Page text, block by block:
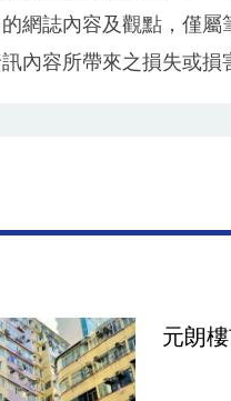
網誌內容及觀點，僅
內容所帶來之損失或損
元朗